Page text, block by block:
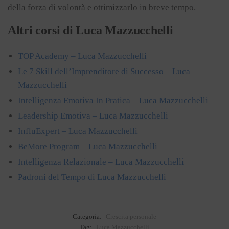
della forza di volontà e ottimizzarlo in breve tempo.
Altri corsi di Luca Mazzucchelli
TOP Academy – Luca Mazzucchelli
Le 7 Skill dell’Imprenditore di Successo – Luca
Mazzucchelli
Intelligenza Emotiva In Pratica – Luca Mazzucchelli
Leadership Emotiva – Luca Mazzucchelli
InfluExpert – Luca Mazzucchelli
BeMore Program – Luca Mazzucchelli
Intelligenza Relazionale – Luca Mazzucchelli
Padroni del Tempo di Luca Mazzucchelli
Categoria:
Tag: